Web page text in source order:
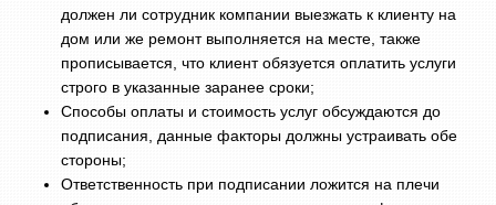
должен ли сотрудник компании выезжать к клиенту на
дом или же ремонт выполняется на месте, также
прописывается, что клиент обязуется оплатить услуги
строго в указанные заранее сроки;
Способы оплаты и стоимость услуг обсуждаются до
подписания, данные факторы должны устраивать обе
стороны;
Ответственность при подписании ложится на плечи